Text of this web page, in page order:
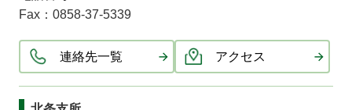
Fax：0858-37-5339
連絡先一覧 アクセス